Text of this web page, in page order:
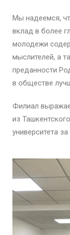
Мы надеемся,
вклад в более
молодежи
мыслителей, а
преданности
в обществе
Филиал
из
университета